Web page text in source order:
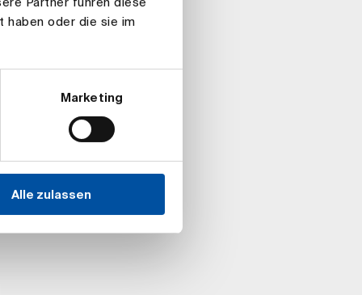
haben oder die sie im
Marketing
Alle zulassen